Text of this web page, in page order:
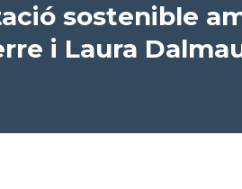
sostenible
i Laura